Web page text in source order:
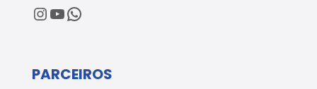
@loteriaaldeota
@loteriaaldeota
Central de Atendimento
PARCEIROS